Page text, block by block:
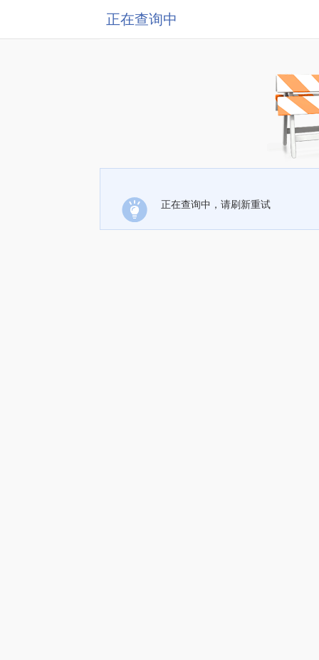
正在查询中
正在查询中，请刷新重试